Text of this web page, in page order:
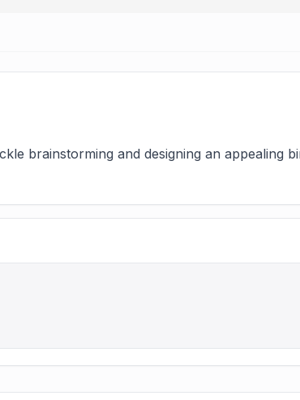
brainstorming and designing an appealing